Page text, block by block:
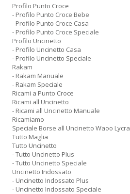
Profilo Punto Croce
- Profilo Punto Croce Bebe
- Profilo Punto Croce Casa
- Profilo Punto Croce Speciale
Profilo Uncinetto
- Profilo Uncinetto Casa
- Profilo Uncinetto Speciale
Rakam
- Rakam Manuale
- Rakam Speciale
Ricami a Punto Croce
Ricami all Uncinetto
- Ricami all Uncinetto Manuale
Ricamiamo
Speciale Borse all Uncinetto Waoo Lycra
Tutto Maglia
Tutto Uncinetto
- Tutto Uncinetto Plus
- Tutto Uncinetto Speciale
Uncinetto Indossato
- Uncinetto Indossato Plus
- Uncinetto Indossato Speciale